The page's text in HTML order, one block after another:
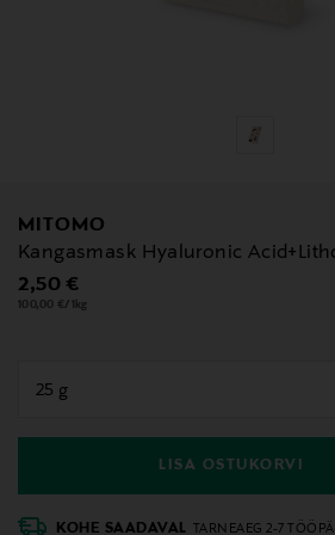
MITOMO
Kangasmask Hyaluronic
Original Price
2,50 €
100,00 €/1kg
LISA OSTUKORVI
null
KOHE SAADAVAL TARNEAEG 2-7